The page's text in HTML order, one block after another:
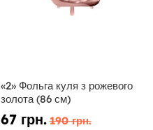
«2» Фольга куля з рожевого
золота (86 см)
67 грн. 190 грн.